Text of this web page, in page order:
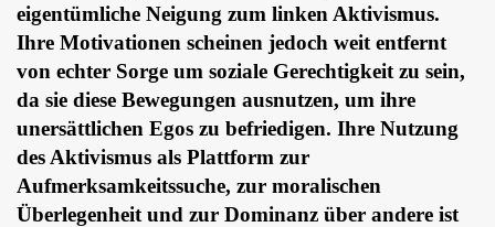
eigentümliche Neigung zum linken Aktivismus.
Ihre Motivationen scheinen jedoch weit entfernt
von echter Sorge um soziale Gerechtigkeit zu sein,
da sie diese Bewegungen ausnutzen, um ihre
unersättlichen Egos zu befriedigen. Ihre Nutzung
des Aktivismus als Plattform zur
Aufmerksamkeitssuche, zur moralischen
Überlegenheit und zur Dominanz über andere ist